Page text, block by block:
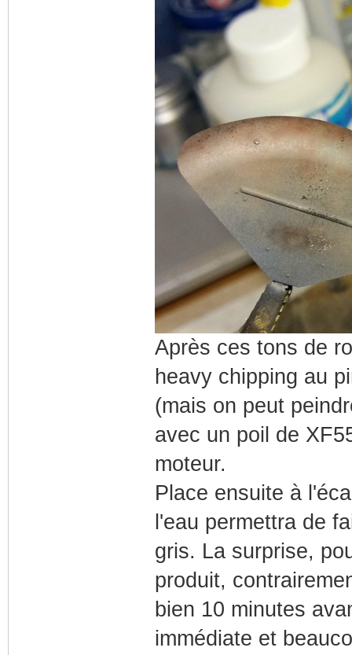
Après ces tons de
heavy chipping au
(mais on peut
avec un poil de
moteur.
Place ensuite à
l'eau permettra de
gris. La surprise,
produit,
bien 10 minutes
immédiate et